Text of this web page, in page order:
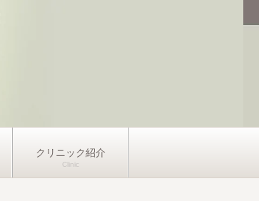
クリニック紹介